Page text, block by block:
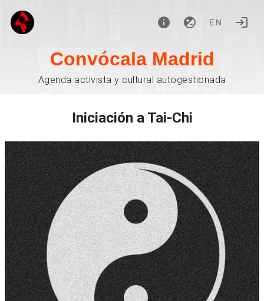
EN
Convócala Madrid
Agenda activista y cultural autogestionada
Iniciación a Tai-Chi